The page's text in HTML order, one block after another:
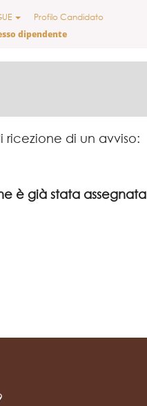
Profilo Candidato
dipendente
ricezione di un avviso:
è già stata assegnata